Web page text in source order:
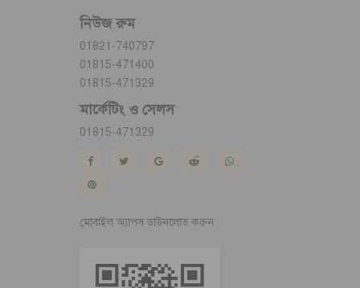
নিউজ রুম
01821-740797
01815-471400
01815-471329
মার্কেটিং ও সেলস
01815-471329
মোবাইল অ্যাপস ডাউনলোড করুন